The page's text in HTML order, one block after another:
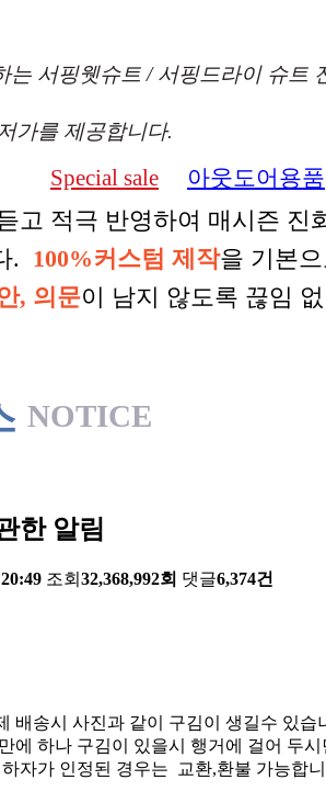
는 서핑웻슈트 / 서핑드라이 슈트
가를 제공합니다.
+
Special sale
+
아웃도어용품
고 적극 반영하여 매시즌 진
. 100%커스텀 제작을 기본
, 의문이 남지 않도록 끊임
NOTICE
한 알림
조회 32,368,992회 댓글6,374건
배송시 사진과 같이 구김이 생길수 있습
에 하나 구김이 있을시 행거에 걸어 두
자가 인정된 경우는 교환,환불 가능합